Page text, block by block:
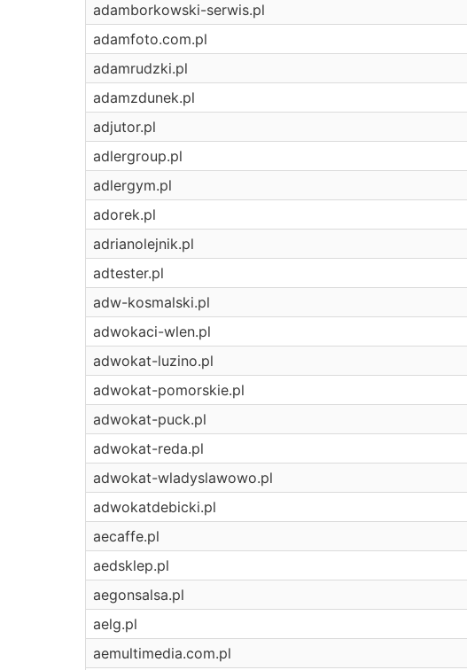
adamborkowski-serwis.pl
adamfoto.com.pl
adamrudzki.pl
adamzdunek.pl
adjutor.pl
adlergroup.pl
adlergym.pl
adorek.pl
adrianolejnik.pl
adtester.pl
adw-kosmalski.pl
adwokaci-wlen.pl
adwokat-luzino.pl
adwokat-pomorskie.pl
adwokat-puck.pl
adwokat-reda.pl
adwokat-wladyslawowo.pl
adwokatdebicki.pl
aecaffe.pl
aedsklep.pl
aegonsalsa.pl
aelg.pl
aemultimedia.com.pl